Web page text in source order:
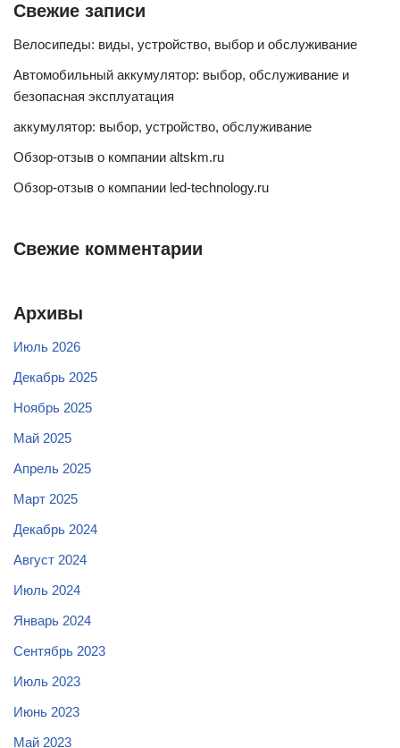
Свежие записи
Велосипеды: виды, устройство, выбор и обслуживание
Автомобильный аккумулятор: выбор, обслуживание и
безопасная эксплуатация
аккумулятор: выбор, устройство, обслуживание
Обзор-отзыв о компании altskm.ru
Обзор-отзыв о компании led-technology.ru
Свежие комментарии
Архивы
Июль 2026
Декабрь 2025
Ноябрь 2025
Май 2025
Апрель 2025
Март 2025
Декабрь 2024
Август 2024
Июль 2024
Январь 2024
Сентябрь 2023
Июль 2023
Июнь 2023
Май 2023